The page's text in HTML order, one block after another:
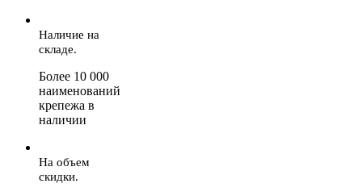
Наличие на
складе.
Более 10 000
наименований
крепежа в
наличии
На объем
скидки.